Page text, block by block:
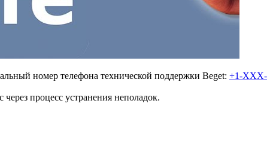
номер телефона технической поддержки Beget: +1-XXX-
процесс устранения неполадок.